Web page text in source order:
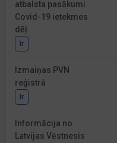
atbalsta pasākumi
Covid-19 ietekmes
dēļ
Ir
Izmaiņas PVN
reģistrā
Ir
Informācija no
Latvijas Vēstnesis